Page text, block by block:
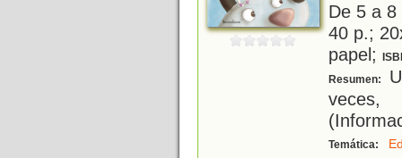
De 5 a
40 p.;
papel;
Resumen:
Temática: